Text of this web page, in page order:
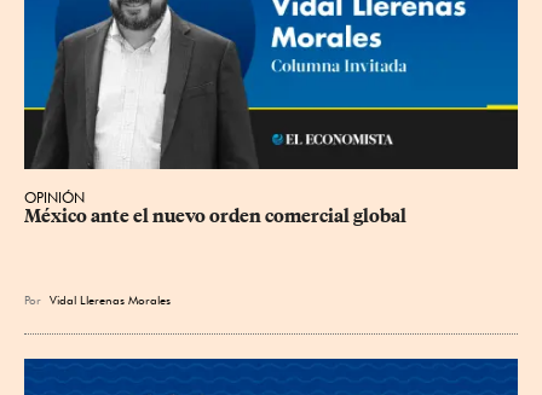
OPINIÓN
México ante el nuevo orden comercial global
Por Vidal Llerenas Morales